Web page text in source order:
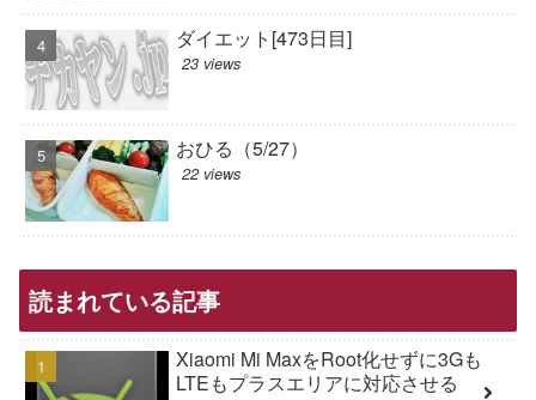
ダイエット[473日目]
23 views
おひる（5/27）
22 views
読まれている記事
Xiaomi Mi MaxをRoot化せずに3Gも
LTEもプラスエリアに対応させる